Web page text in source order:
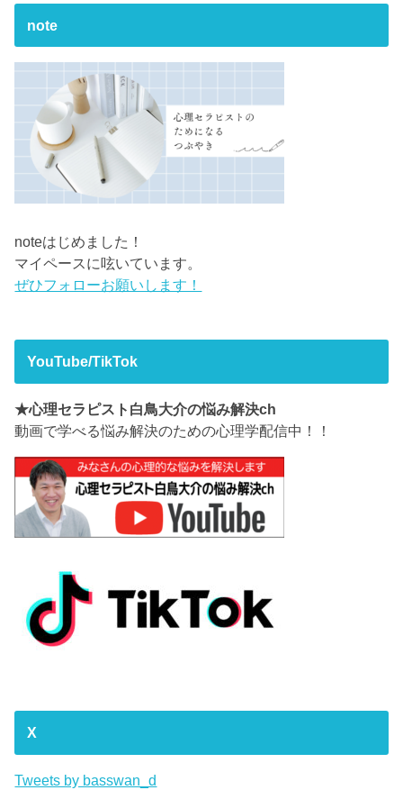
note
noteはじめました！
マイペースに呟いています。
ぜひフォローお願いします！
YouTube/TikTok
★心理セラピスト白鳥大介の悩み解決ch
動画で学べる悩み解決のための心理学配信中！！
X
Tweets by basswan_d